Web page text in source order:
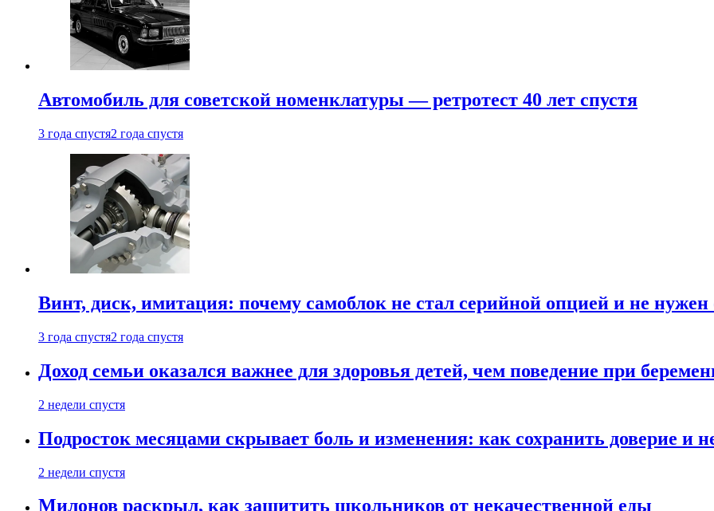
Автомобиль для советской номенклатуры — ретротест 40 лет спустя
3 года спустя2 года спустя
Винт, диск, имитация: почему самоблок не стал серийной опцией и не
3 года спустя2 года спустя
Доход семьи оказался важнее для здоровья детей, чем поведение при
2 недели спустя
Подросток месяцами скрывает боль и изменения: как сохранить доверие и
2 недели спустя
Милонов раскрыл, как защитить школьников от некачественной еды